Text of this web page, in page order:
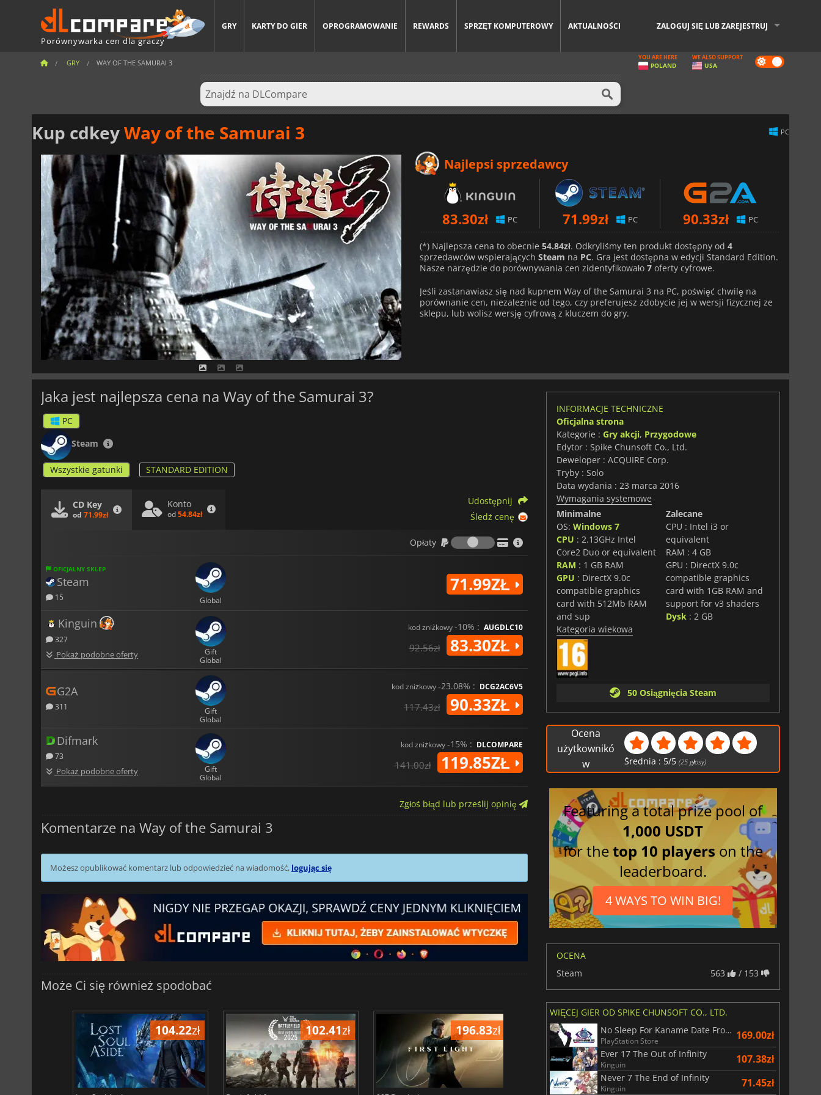
Porównywarka cen dla graczy
GRY KARTY DO GIER OPROGRAMOWANIE REWARDS SPRZĘT KOMPUTEROWY AKTUALNOŚCI ZALOGUJ SIĘ LUB ZAREJESTRUJ
GRY WAY OF THE SAMURAI 3 Dark
mode
YOU ARE HERE
POLAND
WE ALSO SUPPORT
USA
Kup cdkeyWay of the Samurai 3 PC
Najlepsi sprzedawcy
83.30zł PC 71.99zł PC 90.33zł PC
(*) Najlepsza cena to obecnie 54.84zł. Odkryliśmy ten produkt dostępny od 4
sprzedawców wspierających Steam na PC. Gra jest dostępna w edycji Standard Edition.
Nasze narzędzie do porównywania cen zidentyfikowało 7 oferty cyfrowe.
Jeśli zastanawiasz się nad kupnem Way of the Samurai 3 na PC, poświęć chwilę na
porównanie cen, niezależnie od tego, czy preferujesz zdobycie jej w wersji fizycznej ze
sklepu, lub wolisz wersję cyfrową z kluczem do gry.
Jaka jest najlepsza cena na Way of the Samurai 3?
PC
Steam
Wszystkie gatunki STANDARD EDITION
CD Key
od 71.99zł
Konto
od54.84zł
Udostępnij
Śledź cenę
Opłaty
Opłaty
OFICJALNY SKLEP
Steam
15 Global
71.99ZŁ
Kinguin
327
Pokaż podobne oferty
Gift
Global
kod zniżkowy-10% : AUGDLC10
92.56zł 83.30ZŁ
G2A
311
Gift
Global
kod zniżkowy-23.08% : DCG2AC6V5
117.43zł 90.33ZŁ
Difmark
73
Pokaż podobne oferty
Gift
Global
kod zniżkowy-15% : DLCOMPARE
141.00zł 119.85ZŁ
Zgłoś błąd lub prześlij opinię
Komentarze na Way of the Samurai 3
Możesz opublikować komentarz lub odpowiedzieć na wiadomość, logując się
Może Ci się również spodobać
104.22zł 102.41zł 196.83zł 156.57zł 175.00
INFORMACJE TECHNICZNE
Oficjalna strona
Kategorie : Gry akcji, Przygodowe
Edytor : Spike Chunsoft Co., Ltd.
Deweloper : ACQUIRE Corp.
Tryby : Solo
Data wydania : 23 marca 2016
Wymagania systemowe
Minimalne
OS: Windows 7
CPU : 2.13GHz Intel
Core2 Duo or equivalent
RAM : 1 GB RAM
GPU : DirectX 9.0c
compatible graphics
card with 512Mb RAM
and sup
Zalecane
CPU : Intel i3 or
equivalent
RAM : 4 GB
GPU : DirectX 9.0c
compatible graphics
card with 1GB RAM and
support for v3 shaders
Dysk : 2 GB
Kategoria wiekowa
50 Osiągnięcia Steam
Ocena
użytkownikó
w
Średnia : 5/5 (25 głosy)
Featuring a total prize pool of
1,000 USDT
for thetop 10 players on the
leaderboard.
4 WAYS TO WIN BIG!
OCENA
Steam
563 / 153
WIĘCEJ GIER OD SPIKE CHUNSOFT CO., LTD.
No Sleep For Kaname Date From AI The Somnium Files
PlayStation Store 169.00zł
Ever 17 The Out of Infinity
Kinguin 107.38zł
Never 7 The End of Infinity
Kinguin 71.45zł